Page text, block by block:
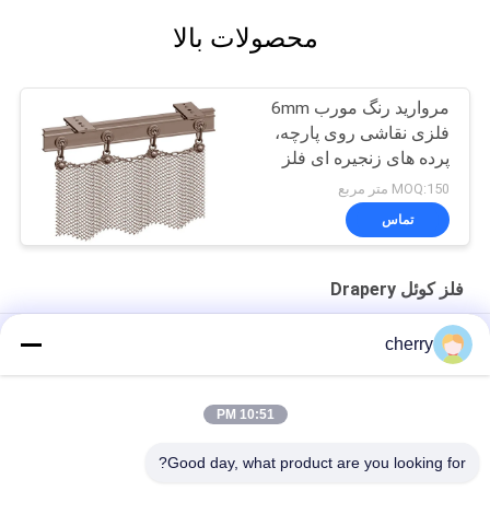
محصولات بالا
مروارید رنگ مورب 6mm
فلزی نقاشی روی پارچه،
پرده های زنجیره ای فلز
تقسیم فضایی
MOQ:150 متر مربع
تماس
فلز کوئل Drapery
پرده مشبک فلزی آلومینیومی به رنگ مسی برای پارتیشن داخلی
پرده تقسیم کننده فضای کویل آلومینیومی فولادی سفارشی با سیم 0.8
cherry
10:51 PM
Good day, what product are you looking for?